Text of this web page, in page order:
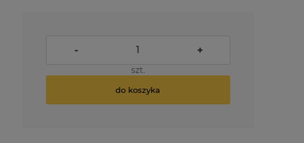
- +
szt.
do koszyka